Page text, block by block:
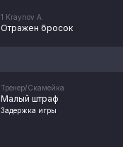
1 Kraynov A.
Отражен бросок
Тренер/Скамейка
Малый штраф
Задержка игры